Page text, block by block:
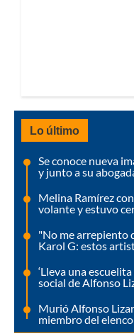
Lo último
Se conoce nueva
y junto a su
Melina Ramírez
volante y estuvo
"No me arrepiento
Karol G: estos
‘Lleva una
social de Alfonso
Murió Alfonso
miembro del